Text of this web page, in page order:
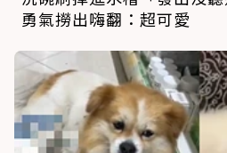
勇氣撈出嗨翻：超可愛